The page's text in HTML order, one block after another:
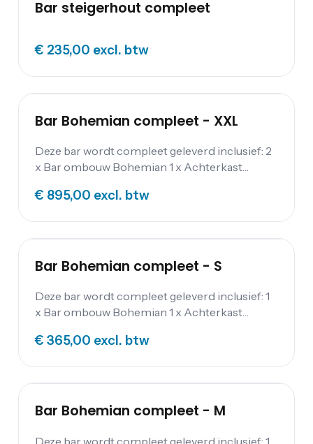
Bar steigerhout compleet
€ 235,00 excl. btw
Bar Bohemian compleet - XXL
Deze bar wordt compleet geleverd inclusief: 2
x Bar ombouw Bohemian 1 x Achterkast
120x40cm Bohemian 3 x Sokkel Bohemian
ruimte nodig van 13m2. De bar is 680cm
€ 895,00 excl. btw
Bar Bohemian compleet - S
Deze bar wordt compleet geleverd inclusief: 1
x Bar ombouw Bohemian 1 x Achterkast
Koelkast 400L Voor deze bar heb je ongeveer
€ 365,00 excl. btw
Bar Bohemian compleet - M
Deze bar wordt compleet geleverd inclusief: 1